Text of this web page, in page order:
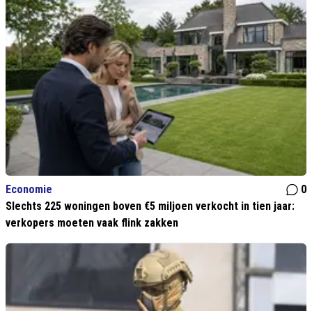
Economie
0
Slechts 225 woningen boven €5 miljoen verkocht in tien jaar:
verkopers moeten vaak flink zakken